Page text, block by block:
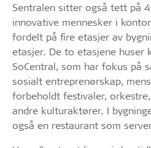
Sentralen sitter også tett på
innovative mennesker i
fordelt på fire etasjer av
etasjer. De to etasjene huser
SoCentral, som har fokus på
sosialt entreprenørskap,
forbeholdt festivaler,
andre kulturaktører. I
også en restaurant som